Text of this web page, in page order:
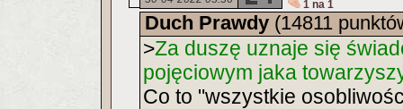
1 na 1
Duch Prawdy (14811
>Za duszę uznaje się
pojęciowym jaka
Co to "wszystkie